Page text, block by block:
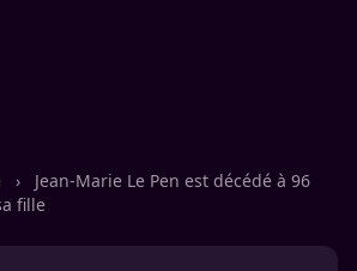
›
Jean-Marie Le Pen est décédé à 96
fille